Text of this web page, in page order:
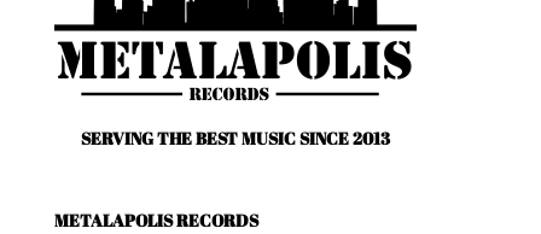
SERVING THE BEST MUSIC SINCE 2013
METALAPOLIS RECORDS